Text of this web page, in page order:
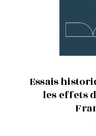
Essais
les effets